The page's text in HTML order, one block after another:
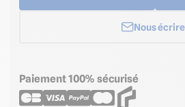
Nous écrire
Paiement 100% sécurisé